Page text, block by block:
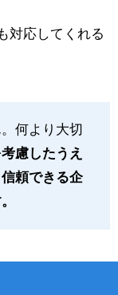
対応してくれる
何より大切
慮したうえ
頼できる企